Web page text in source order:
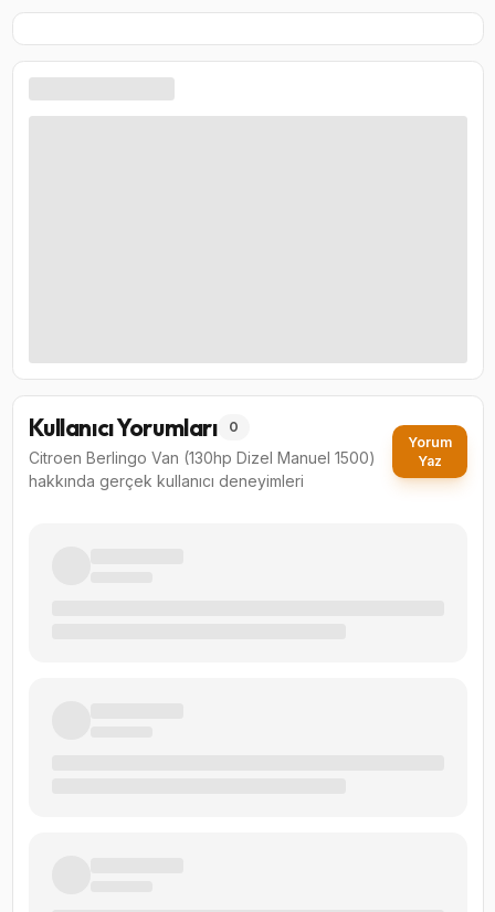
Kullanıcı Yorumları 0
Citroen Berlingo Van (130hp Dizel Manuel 1500)
hakkında gerçek kullanıcı deneyimleri
Yorum
Yaz